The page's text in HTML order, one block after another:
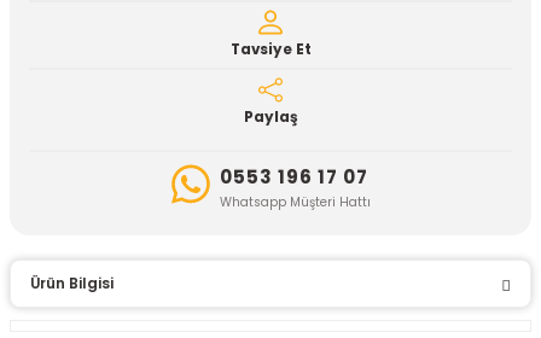
Tavsiye Et
Paylaş
0553 196 17 07
Whatsapp Müşteri Hattı
Ürün Bilgisi